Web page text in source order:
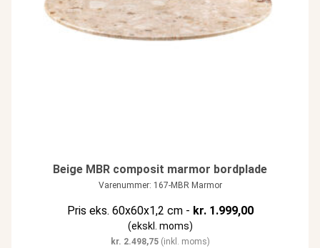
Beige MBR composit marmor bordplade
Varenummer: 167-MBR Marmor
Pris eks. 60x60x1,2 cm - kr.1.999,00
(ekskl. moms)
kr. 2.498,75(inkl. moms)